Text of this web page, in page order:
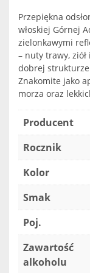
Przepiękna
włoskiej Górnej
zielonkawymi
– nuty trawy,
dobrej
Znakomite jako
morza oraz
Producent
Rocznik
Kolor
Smak
Poj.
Zawartość
alkoholu